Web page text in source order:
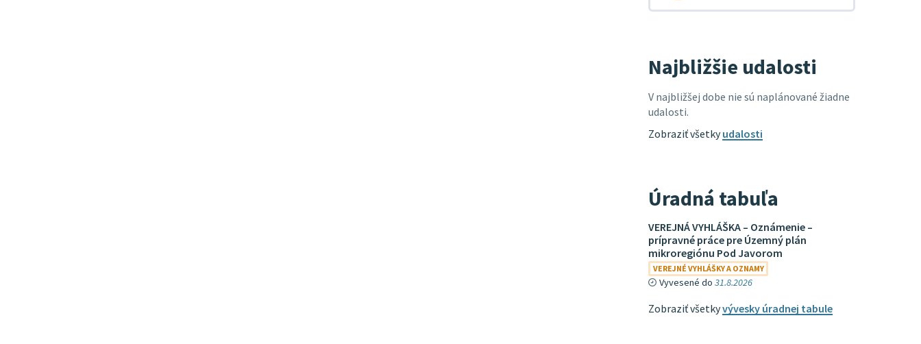
Najbližšie udalosti
V najbližšej dobe nie sú naplánované žiadne
udalosti.
Zobraziť všetkyudalosti
Úradná tabuľa
VEREJNÁ VYHLÁŠKA – Oznámenie –
prípravné práce pre Územný plán
mikroregiónu Pod Javorom
VEREJNÉ VYHLÁŠKY A OZNAMY
Vyvesené do 31.8.2026
Zobraziť všetkyvývesky úradnej tabule